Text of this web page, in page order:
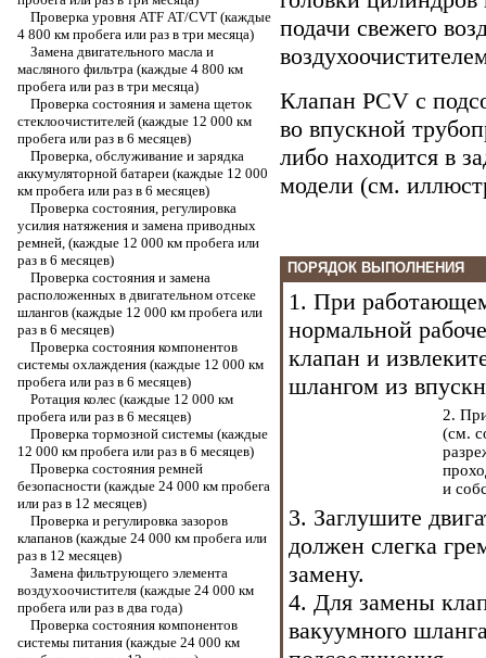
Проверка уровня ATF АТ/CVT (каждые
4 800 км пробега или раз в три месяца)
Замена двигательного масла и
масляного фильтра (каждые 4 800 км
пробега или раз в три месяца)
Проверка состояния и замена щеток
стеклоочистителей (каждые 12 000 км
пробега или раз в 6 месяцев)
Проверка, обслуживание и зарядка
аккумуляторной батареи (каждые 12 000
км пробега или раз в 6 месяцев)
Проверка состояния, регулировка
усилия натяжения и замена приводных
ремней, (каждые 12 000 км пробега или
раз в 6 месяцев)
Проверка состояния и замена
расположенных в двигательном отсеке
шлангов (каждые 12 000 км пробега или
раз в 6 месяцев)
Проверка состояния компонентов
системы охлаждения (каждые 12 000 км
пробега или раз в 6 месяцев)
Ротация колес (каждые 12 000 км
пробега или раз в 6 месяцев)
Проверка тормозной системы (каждые
12 000 км пробега или раз в 6 месяцев)
Проверка состояния ремней
безопасности (каждые 24 000 км пробега
или раз в 12 месяцев)
Проверка и регулировка зазоров
клапанов (каждые 24 000 км пробега или
раз в 12 месяцев)
Замена фильтрующего элемента
воздухоочистителя (каждые 24 000 км
пробега или раз в два года)
Проверка состояния компонентов
системы питания (каждые 24 000 км
подачи свежего
Клапан PCV с
во впускной
либо находится в
модели (см.
ПОРЯДОК ВЫПОЛНЕНИЯ
1. При
нормальной
клапан и
шлангом из
2.
(см.
и
3. Заглушите
должен слегка
замену.
4. Для замены
вакуумного